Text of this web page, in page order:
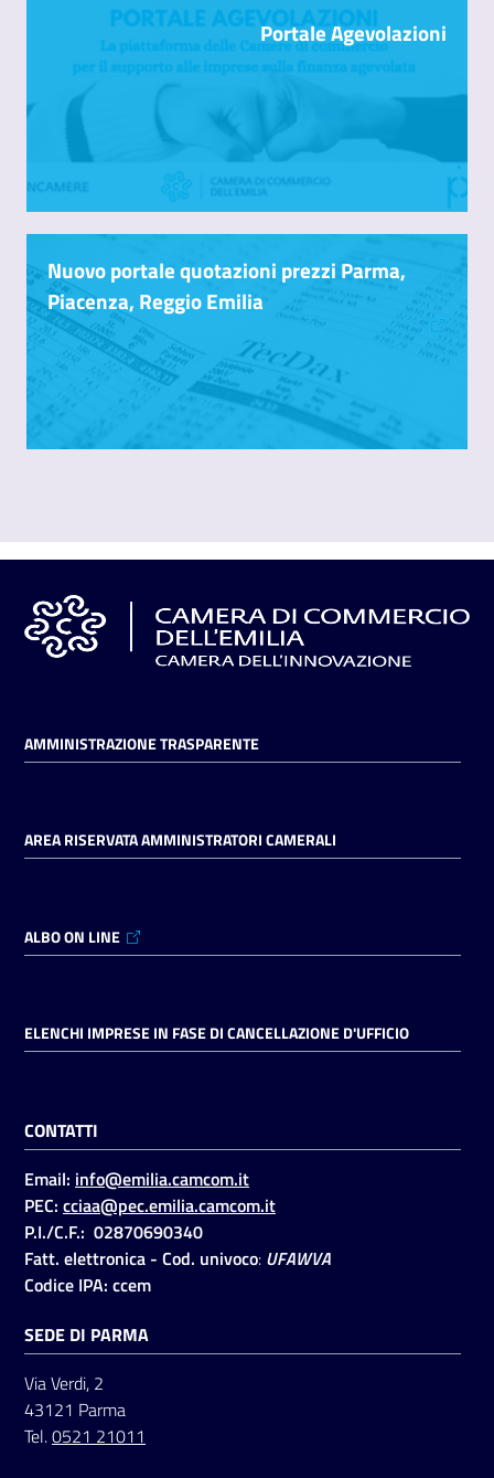
Portale Agevolazioni
Nuovo portale quotazioni prezzi Parma,
Piacenza, Reggio Emilia
AMMINISTRAZIONE TRASPARENTE
AREA RISERVATA AMMINISTRATORI CAMERALI
ALBO ON LINE
ELENCHI IMPRESE IN FASE DI CANCELLAZIONE D'UFFICIO
CONTATTI
Email: info@emilia.camcom.it
PEC: cciaa@pec.emilia.camcom.it
P.I./C.F.: 02870690340
Fatt. elettronica - Cod. univoco: UFAWVA
Codice IPA: ccem
SEDE DI PARMA
Via Verdi, 2
43121 Parma
Tel.0521 21011